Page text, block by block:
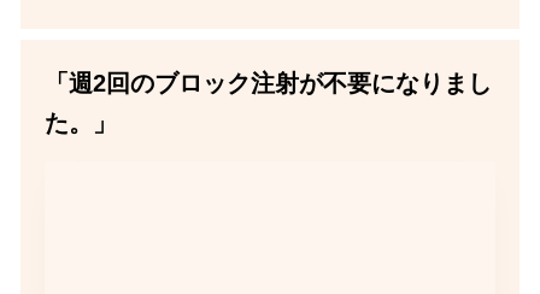
「週2回のブロック注射が不要になりまし
た。」